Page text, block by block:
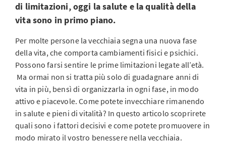
di limitazioni, oggi la salute e la qualità della
vita sono in primo piano.
Per molte persone la vecchiaia segna una nuova fase
della vita, che comporta cambiamenti fisici e psichici.
Possono farsi sentire le prime limitazioni legate all’età.
Ma ormai non si tratta più solo di guadagnare anni di
vita in più, bensì di organizzarla in ogni fase, in modo
attivo e piacevole. Come potete invecchiare rimanendo
in salute e pieni di vitalità? In questo articolo scoprirete
quali sono i fattori decisivi e come potete promuovere in
modo mirato il vostro benessere nella vecchiaia.